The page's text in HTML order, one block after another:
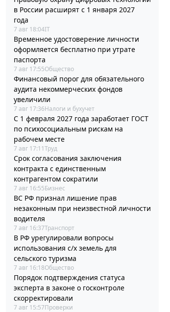
в России расширят с 1 января 2027
года
7 авг 18:04IT
Временное удостоверение личности
оформляется бесплатно при утрате
паспорта
7 авг 17:55Общество
Финансовый порог для обязательного
аудита некоммерческих фондов
увеличили
7 авг 17:36Налоги и бухучет
С 1 февраля 2027 года заработает ГОСТ
по психосоциальным рискам на
рабочем месте
7 авг 17:11Труд
Срок согласования заключения
контракта с единственным
контрагентом сократили
7 авг 16:55Бизнес
ВС РФ признал лишение прав
незаконным при неизвестной личности
водителя
7 авг 16:37Транспорт
В РФ урегулировали вопросы
использования с/х земель для
сельского туризма
7 авг 16:18Общество
Порядок подтверждения статуса
эксперта в законе о госконтроле
скорректировали
7 авг 15:57Проверки